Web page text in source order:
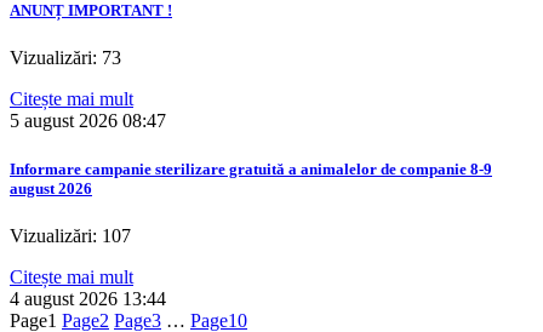
ANUNȚ IMPORTANT !
Vizualizări: 73
Citește mai mult
5 august 2026 08:47
Informare campanie sterilizare gratuită a animalelor de companie 8-9
august 2026
Vizualizări: 107
Citește mai mult
4 august 2026 13:44
Page1 Page2 Page3 … Page10